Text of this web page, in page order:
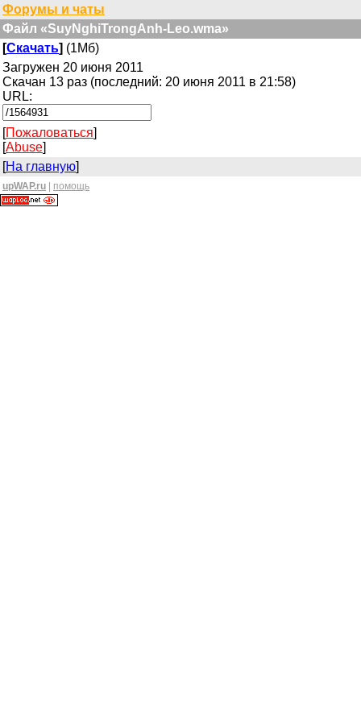
Форумы и чаты
Файл «SuyNghiTrongAnh-Leo.wma»
[Скачать] (1Мб)
Загружен 20 июня 2011
Скачан 13 раз (последний: 20 июня 2011 в 21:58)
URL:
[Пожаловаться]
[Abuse]
[На главную]
upWAP.ru помощь